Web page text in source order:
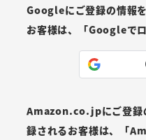
Googleにご登録の情報
お客様は、「Googleで
Amazon.co.jpにご登録
録されるお客様は、「